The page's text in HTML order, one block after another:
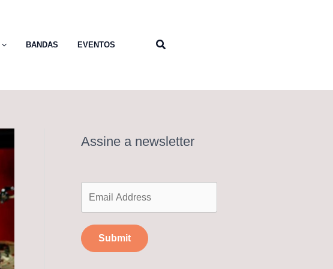
BANDAS EVENTOS Pesquisar
Assine a newsletter
Submit